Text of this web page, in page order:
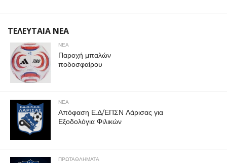
ΤΕΛΕΥΤΑΙΑ ΝΕΑ
ΝΕΑ
Παροχή μπαλών
ποδοσφαίρου
ΝΕΑ
Απόφαση Ε.Δ/ΕΠΣΝ Λάρισας για
Εξοδολόγια Φιλικών
ΠΡΩΤΑΘΛΉΜΑΤΑ